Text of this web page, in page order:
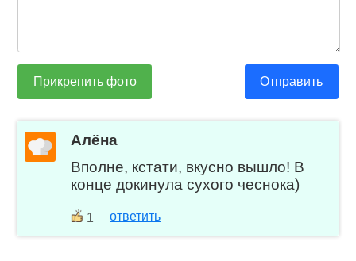
Прикрепить фото Отправить
Алёна
Вполне, кстати, вкусно вышло! В
конце докинула сухого чеснока)
1 ответить